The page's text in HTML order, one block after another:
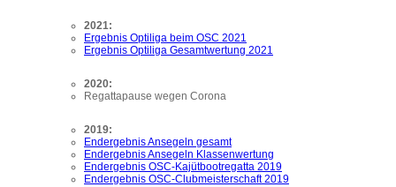
2021:
Ergebnis Optiliga beim OSC 2021
Ergebnis Optiliga Gesamtwertung 2021
2020:
Regattapause wegen Corona
2019:
Endergebnis Ansegeln gesamt
Endergebnis Ansegeln Klassenwertung
Endergebnis OSC-Kajütbootregatta 2019
Endergebnis OSC-Clubmeisterschaft 2019